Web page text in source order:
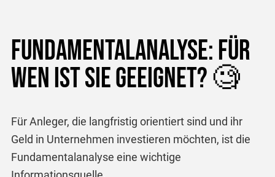
Fundamentalanalyse: Für
wen ist sie geeignet? 🧐
Für Anleger, die langfristig orientiert sind und ihr
Geld in Unternehmen investieren möchten, ist die
Fundamentalanalyse eine wichtige